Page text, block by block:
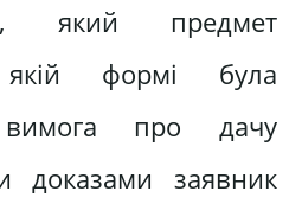
який предмет
формі була
вимога про дачу
доказами заявник